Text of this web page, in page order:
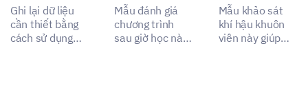
Ghi lại dữ liệu
cần thiết bằng
cách sử dụng
Mẫu đánh giá
chương trình
sau giờ học này
Mẫu khảo sát
khí hậu khuôn
viên này giúp